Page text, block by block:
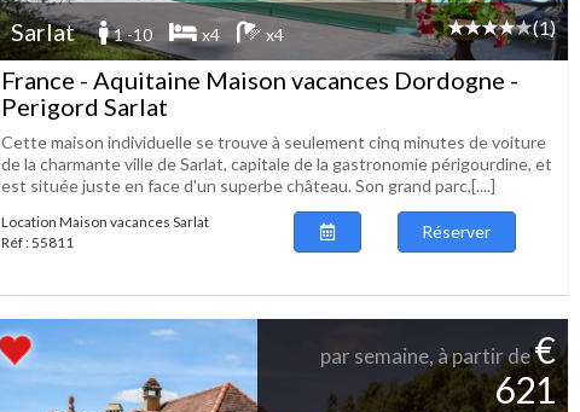
Sarlat 1 -10 x4 x4 (1)
France - Aquitaine Maison vacances Dordogne -
Perigord Sarlat
Cette maison individuelle se trouve à seulement cinq minutes de voiture
de la charmante ville de Sarlat, capitale de la gastronomie périgourdine, et
est située juste en face d'un superbe château. Son grand parc,[....]
Location Maison vacances Sarlat
Réf : 55811
Réserver
par semaine, à partir de€
621